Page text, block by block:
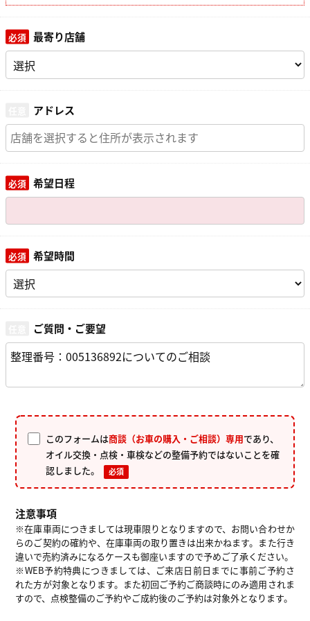
最寄り店舗
アドレス
希望日程
希望時間
ご質問・ご要望
このフォームは商談（お車の購入・ご相談）専用であり、
オイル交換・点検・車検などの整備予約ではないことを確
認しました。
必須
注意事項
※在庫車両につきましては現車限りとなりますので、お問い合わせか
らのご契約の確約や、在庫車両の取り置きは出来かねます。また行き
違いで売約済みになるケースも御座いますので予めご了承ください。
※WEB予約特典につきましては、ご来店日前日までに事前ご予約さ
れた方が対象となります。また初回ご予約ご商談時にのみ適用されま
すので、点検整備のご予約やご成約後のご予約は対象外となります。